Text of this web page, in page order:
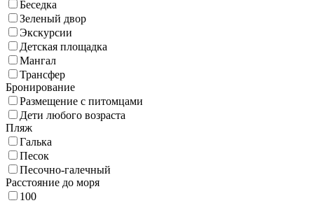
Беседка
Зеленый двор
Экскурсии
Детская площадка
Мангал
Трансфер
Бронирование
Размещение с питомцами
Дети любого возраста
Пляж
Галька
Песок
Песочно-галечный
Расстояние до моря
100